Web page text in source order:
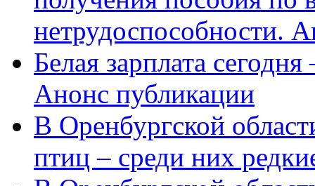
нетрудоспособности.
Белая зарплата
Анонс публикации
В Оренбургской
птиц – среди них